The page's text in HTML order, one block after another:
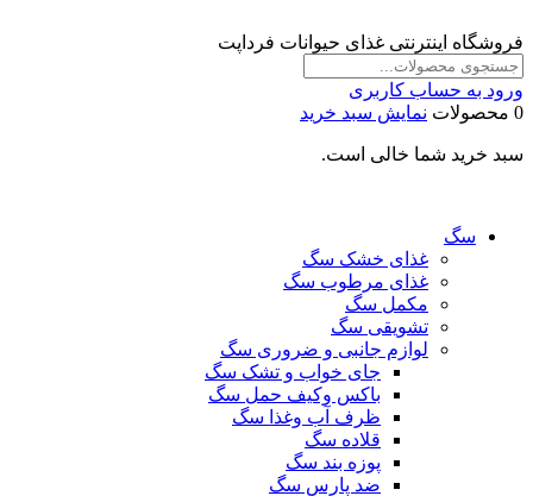
فروشگاه اینترنتی غذای حیوانات فرداپت
ورود به حساب کاربری
0 محصولات
نمایش سبد خرید
سبد خرید شما خالی است.
سگ
غذای خشک سگ
غذای مرطوب سگ
مکمل سگ
تشویقی سگ
لوازم جانبی و ضروری سگ
جای خواب و تشک سگ
باکس وکیف حمل سگ
ظرف آب وغذا سگ
قلاده سگ
پوزه بند سگ
ضد پارس سگ